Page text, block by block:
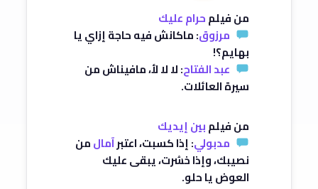
من فيلمحرام عليك
مرزوق: ماكانش فيه حاجة إزاي يا
بهايم؟!
عبد الفتاح: لا لا لأ، مافيناش من
سيرة العائلات.
من فيلمبين إيديك
مدبولي: إذا كسبت، اعتبرآمالمن
نصيبك، وإذا خسُرت، يبقى عليك
العوض يا حلو.